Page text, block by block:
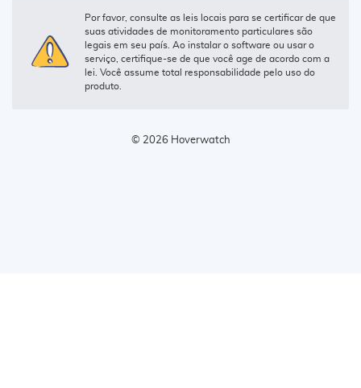
Por favor, consulte as leis locais para se certificar de que
suas atividades de monitoramento particulares são
legais em seu país. Ao instalar o software ou usar o
serviço, certifique-se de que você age de acordo com a
lei. Você assume total responsabilidade pelo uso do
produto.
© 2026 Hoverwatch